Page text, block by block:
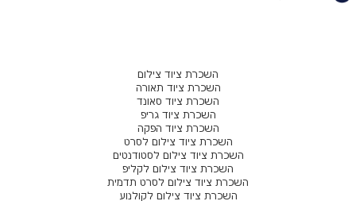
השכרת ציוד צילום
השכרת ציוד תאורה
השכרת ציוד סאונד
השכרת ציוד גריפ
השכרת ציוד הפקה
השכרת ציוד צילום לסרט
השכרת ציוד צילום לסטודנטים
השכרת ציוד צילום לקליפ
השכרת ציוד צילום לסרט תדמית
השכרת ציוד צילום לקולנוע